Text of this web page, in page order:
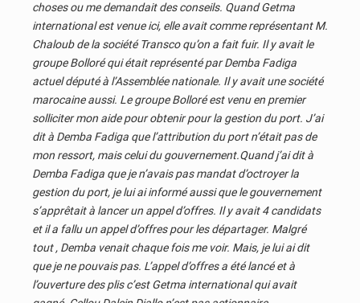
choses ou me demandait des conseils. Quand Getma
international est venue ici, elle avait comme représentant M.
Chaloub de la société Transco qu’on a fait fuir. Il y avait le
groupe Bolloré qui était représenté par Demba Fadiga
actuel député à l’Assemblée nationale. Il y avait une société
marocaine aussi. Le groupe Bolloré est venu en premier
solliciter mon aide pour obtenir pour la gestion du port. J’ai
dit à Demba Fadiga que l’attribution du port n’était pas de
mon ressort, mais celui du gouvernement.Quand j’ai dit à
Demba Fadiga que je n’avais pas mandat d’octroyer la
gestion du port, je lui ai informé aussi que le gouvernement
s’apprêtait à lancer un appel d’offres. Il y avait 4 candidats
et il a fallu un appel d’offres pour les départager. Malgré
tout , Demba venait chaque fois me voir. Mais, je lui ai dit
que je ne pouvais pas. L’appel d’offres a été lancé et à
l’ouverture des plis c’est Getma international qui avait